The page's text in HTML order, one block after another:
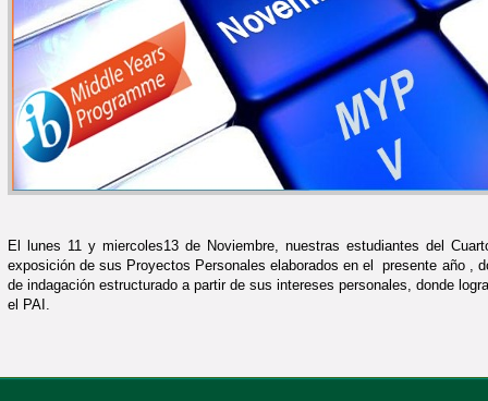
El lunes 11 y miercoles13 de Noviembre, nuestras estudiantes del
exposición de sus Proyectos Personales elaborados en el presente año ,
de indagación estructurado a partir de sus intereses personales, donde
el PAI.